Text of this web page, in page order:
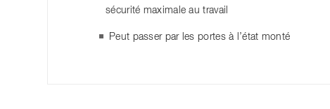
sécurité maximale au travail
Peut passer par les portes à l’état monté